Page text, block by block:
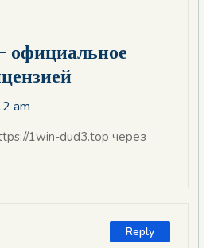
официальное
am
1win-dud3.top через
Reply